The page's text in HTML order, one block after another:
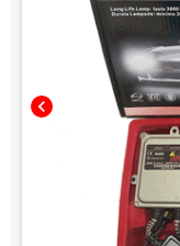
chevron_left